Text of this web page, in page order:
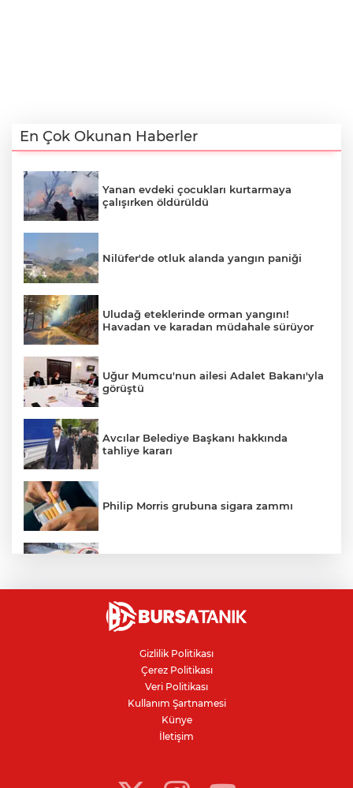
En Çok Okunan Haberler
Yanan evdeki çocukları kurtarmaya
çalışırken öldürüldü
Nilüfer'de otluk alanda yangın paniği
Uludağ eteklerinde orman yangını!
Havadan ve karadan müdahale sürüyor
Uğur Mumcu'nun ailesi Adalet Bakanı'yla
görüştü
Avcılar Belediye Başkanı hakkında
tahliye kararı
Philip Morris grubuna sigara zammı
Nilüfer'de kaldırım işgallerine zabıta
denetimi
Bursa'da 100 dönümde hayvansal
gübreyle nektarin ve armut üretiyor
Resmi Gazete’de yayımlandı: Kritik yeşil
Gizlilik Politikası
Çerez Politikası
Veri Politikası
Kullanım Şartnamesi
Künye
İletişim